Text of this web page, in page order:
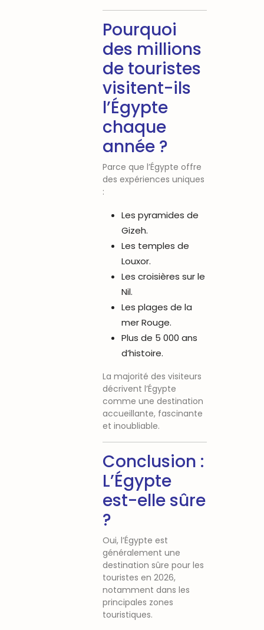
Pourquoi
des millions
de touristes
visitent-ils
l’Égypte
chaque
année ?
Parce que l’Égypte offre
des expériences uniques
:
Les pyramides de
Gizeh.
Les temples de
Louxor.
Les croisières sur le
Nil.
Les plages de la
mer Rouge.
Plus de 5 000 ans
d’histoire.
La majorité des visiteurs
décrivent l’Égypte
comme une destination
accueillante, fascinante
et inoubliable.
Conclusion :
L’Égypte
est-elle sûre
?
Oui, l’Égypte est
généralement une
destination sûre pour les
touristes en 2026,
notamment dans les
principales zones
touristiques.